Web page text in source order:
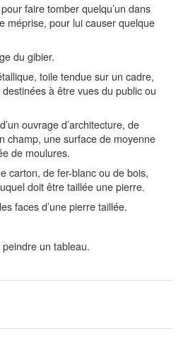
faire tomber quelqu’un dans
méprise, pour lui causer quelque
du gibier.
toile tendue sur un cadre,
à être vues du public ou
ouvrage d’architecture, de
champ, une surface de moyenne
de moulures.
carton, de fer-blanc ou de bois,
doit être taillée une pierre.
faces d’une pierre taillée.
un tableau.